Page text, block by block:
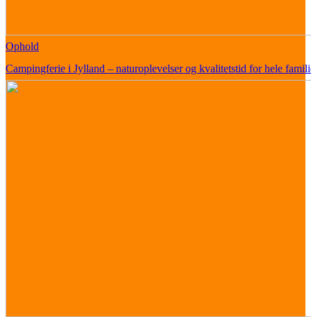
Ophold
Campingferie i Jylland – naturoplevelser og kvalitetstid for hele